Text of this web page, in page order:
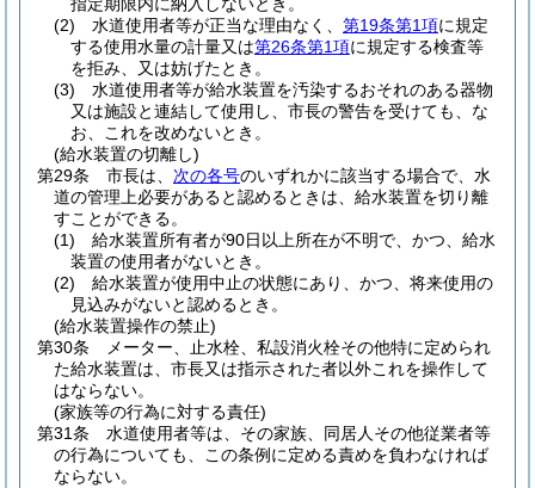
(2)
水道使用者等が正当な理由なく、 第19条第1項に規定
する使用水量の計量又は第26条第1項に規定する検査等
を拒み、又は妨げたとき。
(3)
水道使用者等が給水装置を汚染するおそれのある器物
又は施設と連結して使用し、市長の警告を受けても、な
お、これを改めないとき。
(給水装置の切離し)
第29条
市長は、 次の各号のいずれかに該当する場合で、水
道の管理上必要があると認めるときは、給水装置を切り離
すことができる。
(1)
給水装置所有者が90日以上所在が不明で、かつ、給水
装置の使用者がないとき。
(2)
給水装置が使用中止の状態にあり、かつ、将来使用の
見込みがないと認めるとき。
(給水装置操作の禁止)
第30条
メーター、止水栓、私設消火栓その他特に定められ
た給水装置は、市長又は指示された者以外これを操作して
はならない。
(家族等の行為に対する責任)
第31条
水道使用者等は、その家族、同居人その他従業者等
の行為についても、この条例に定める責めを負わなければ
ならない。